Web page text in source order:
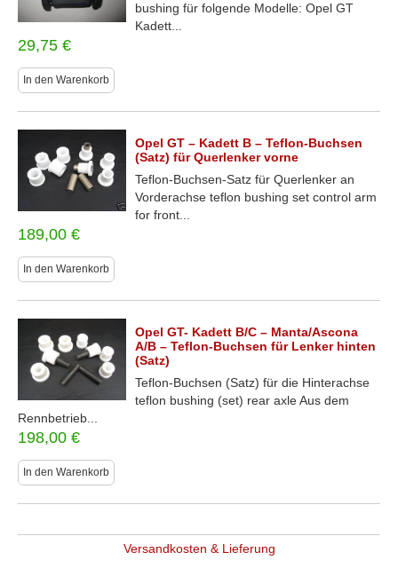
bushing für folgende Modelle: Opel GT
Kadett...
29,75 €
In den Warenkorb
Opel GT – Kadett B – Teflon-Buchsen
(Satz) für Querlenker vorne
Teflon-Buchsen-Satz für Querlenker an
Vorderachse teflon bushing set control arm
for front...
189,00 €
In den Warenkorb
Opel GT- Kadett B/C – Manta/Ascona
A/B – Teflon-Buchsen für Lenker hinten
(Satz)
Teflon-Buchsen (Satz) für die Hinterachse
teflon bushing (set) rear axle Aus dem
Rennbetrieb...
198,00 €
In den Warenkorb
Versandkosten & Lieferung